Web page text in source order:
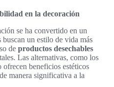
en la decoración
se ha convertido en un
un estilo de vida más
de productos desechables
Las alternativas, como los
ofrecen beneficios estéticos
manera significativa a la